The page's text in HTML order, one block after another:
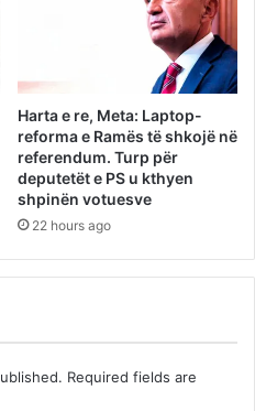
Harta e re, Meta: Laptop-
reforma e Ramës të shkojë në
referendum. Turp për
deputetët e PS u kthyen
shpinën votuesve
22 hours ago
Required fields are